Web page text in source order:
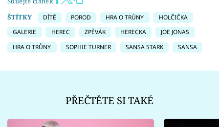
ŠTÍTKY
DÍTĚ POROD HRA O TRŮNY
HOLČIČKA
GALERIE
HEREC ZPĚVÁK HERECKA
JOE JONAS
HRA O TRŮNY
SOPHIE TURNER SANSA STARK SANSA
PŘEČTĚTE SI TAKÉ